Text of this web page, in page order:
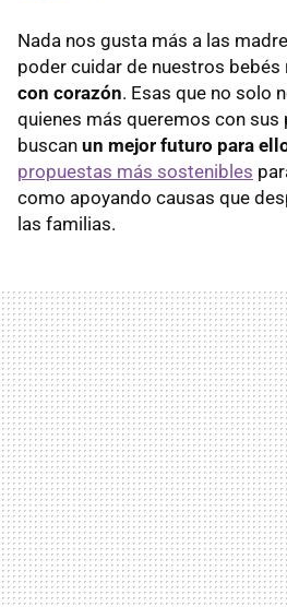
Nada nos gusta más a las
poder cuidar de nuestros bebés
con corazón. Esas que no solo
quienes más queremos con
buscan un mejor futuro para
propuestas más sostenibles
como apoyando causas que
las familias.